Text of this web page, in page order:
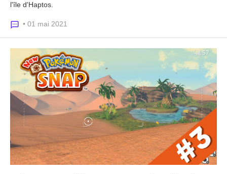
l'île d'Haptos.
• 01 mai 2021